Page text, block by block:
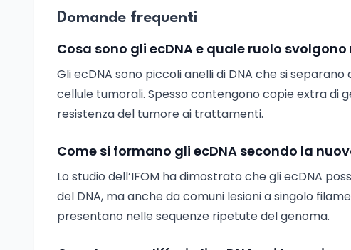
Domande frequenti
Cosa sono gli ecDNA e quale ruolo
Gli ecDNA sono piccoli anelli di DNA che si
cellule tumorali. Spesso contengono copie extra di
resistenza del tumore ai trattamenti.
Come si formano gli ecDNA secondo la
Lo studio dell’IFOM ha dimostrato che gli ecDNA
del DNA, ma anche da comuni lesioni a singolo
presentano nelle sequenze ripetute del genoma.